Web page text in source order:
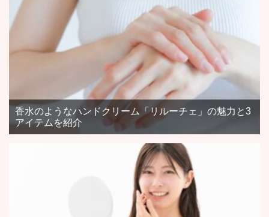
香水のようなハンドクリーム「リルーチェ」の魅力と3
アイテムを紹介